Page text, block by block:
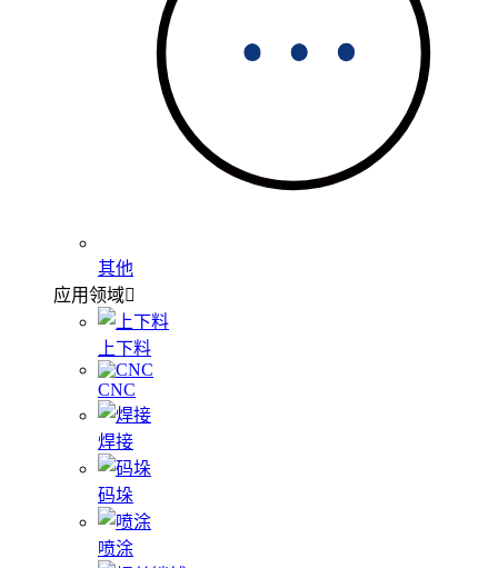
其他
应用领域
上下料
CNC
焊接
码垛
喷涂